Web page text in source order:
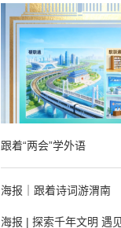
跟着“两会”学外语
海报｜跟着诗词游渭南
海报 | 探索千年文明 遇